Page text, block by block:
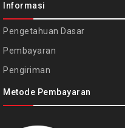
Informasi
Pengetahuan Dasar
Pembayaran
Pengiriman
Metode Pembayaran